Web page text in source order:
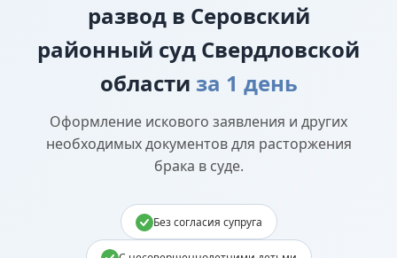
развод в Серовский
районный суд Свердловской
области за 1 день
Оформление искового заявления и других
необходимых документов для расторжения
брака в суде.
Без согласия супруга